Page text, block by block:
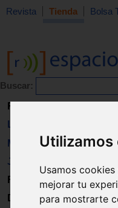
Utilizamos
Usamos
mejorar tu
para mostrarte
Revista Tienda Bolsa
Buscar:
Revista
Libros
Material
Juguetes
Formación
Directorio